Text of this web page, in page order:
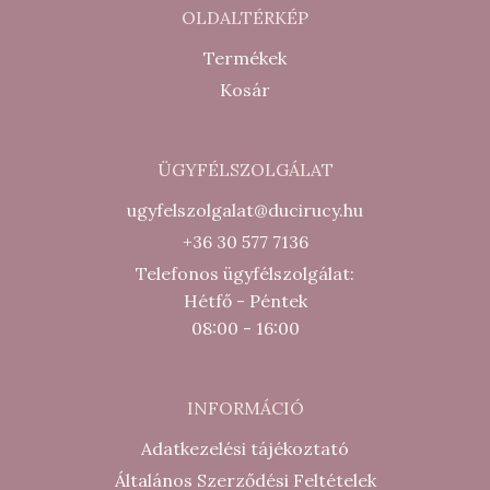
OLDALTÉRKÉP
Termékek
Kosár
ÜGYFÉLSZOLGÁLAT
ugyfelszolgalat@ducirucy.hu
+36 30 577 7136
Telefonos ügyfélszolgálat:
Hétfő - Péntek
08:00 - 16:00
INFORMÁCIÓ
Adatkezelési tájékoztató
Általános Szerződési Feltételek